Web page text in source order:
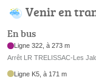
Venir en
En bus
Ligne 322, à 273 m
Arrêt LR TRELISSAC-Les
Ligne K5, à 171 m